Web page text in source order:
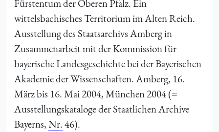
Fürstentum der Oberen Pfalz. Ein
wittelsbachisches Territorium im Alten Reich.
Ausstellung des Staatsarchivs Amberg in
Zusammenarbeit mit der Kommission für
bayerische Landesgeschichte bei der Bayerischen
Akademie der Wissenschaften. Amberg, 16.
März bis 16. Mai 2004, München 2004 (=
Ausstellungskataloge der Staatlichen Archive
Bayerns,Nr.46).